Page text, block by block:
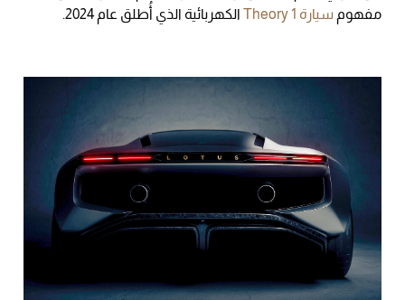
مفهوم سيارة Theory 1 الكهربائية الذي أُطلق عام 2024.